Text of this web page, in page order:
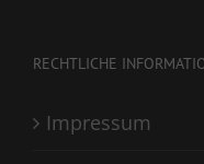
RECHTLICHE
Impressum